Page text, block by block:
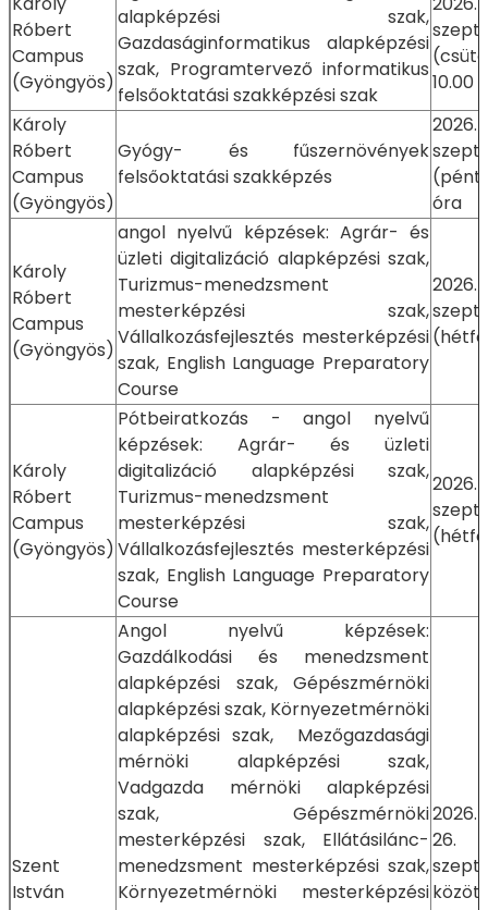
Róbert
Campus
(Gyöngyös)
alapképzési szak,
Gazdaságinformatikus alapképzési
szak, Programtervező informatikus
felsőoktatási szakképzési szak
10.00
Károly
Róbert
Campus
(Gyöngyös)
Gyógy- és fűszernövények
felsőoktatási szakképzés
2026.
óra
Károly
Róbert
Campus
(Gyöngyös)
angol nyelvű képzések: Agrár- és
üzleti digitalizáció alapképzési szak,
Turizmus-menedzsment
mesterképzési szak,
Vállalkozásfejlesztés mesterképzési
szak, English Language Preparatory
Course
2026.
Károly
Róbert
Campus
(Gyöngyös)
Pótbeiratkozás - angol nyelvű
képzések: Agrár- és üzleti
digitalizáció alapképzési szak,
Turizmus-menedzsment
mesterképzési szak,
Vállalkozásfejlesztés mesterképzési
szak, English Language Preparatory
Course
2026.
Szent
István
Angol nyelvű képzések:
Gazdálkodási és menedzsment
alapképzési szak, Gépészmérnöki
alapképzési szak, Környezetmérnöki
alapképzési szak, Mezőgazdasági
mérnöki alapképzési szak,
Vadgazda mérnöki alapképzési
szak, Gépészmérnöki
mesterképzési szak, Ellátásilánc-
menedzsment mesterképzési szak,
Környezetmérnöki mesterképzési
2026.